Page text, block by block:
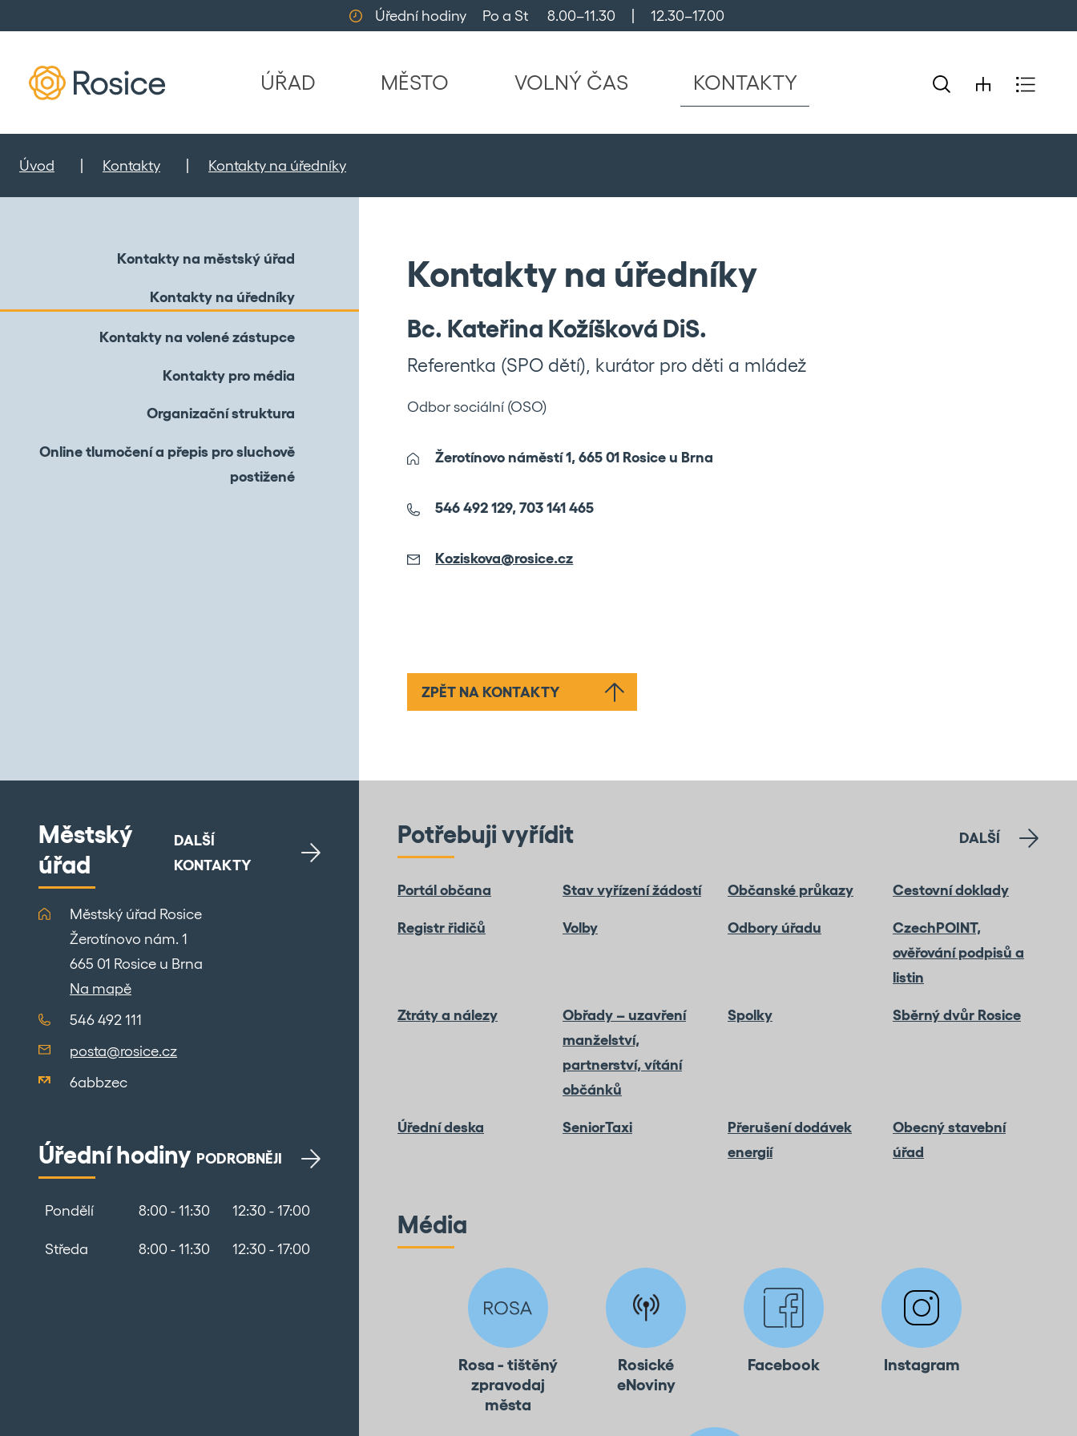
Úřední hodiny     Po a St      8.00–11.30     |     12.30–17.00
ÚŘAD MĚSTO VOLNÝ ČAS KONTAKTY
Úvod Kontakty Kontakty na úředníky
Kontakty na úředníky
Bc. Kateřina Kožíšková DiS.
Referentka (SPO dětí), kurátor pro děti a mládež
Odbor sociální (OSO)
Žerotínovo náměstí 1, 665 01 Rosice u Brna
546 492 129, 703 141 465
Koziskova@rosice.cz
ZPĚT NA KONTAKTY
Kontakty na městský úřad
Kontakty na úředníky
Kontakty na volené zástupce
Kontakty pro média
Organizační struktura
Online tlumočení a přepis pro sluchově
postižené
Městský
úřad
DALŠÍ
KONTAKTY
Městský úřad Rosice
Žerotínovo nám. 1
665 01 Rosice u Brna
Na mapě
546 492 111
posta@rosice.cz
6abbzec
Úřední hodiny PODROBNĚJI
Pondělí 8:00 - 11:30 12:30 - 17:00
Středa 8:00 - 11:30 12:30 - 17:00
Potřebuji vyřídit DALŠÍ
Portál občana Stav vyřízení žádostí Občanské průkazy Cestovní doklady
Registr řidičů Volby Odbory úřadu
CzechPOINT,
ověřování podpisů a
listin
Ztráty a nálezy
Obřady – uzavření
manželství,
partnerství, vítání
občánků
Spolky Sběrný dvůr Rosice
Úřední deska SeniorTaxi
Přerušení dodávek
energií
Obecný stavební
úřad
Média
Rosa - tištěný
zpravodaj
města
Rosické
eNoviny
Facebook Instagram